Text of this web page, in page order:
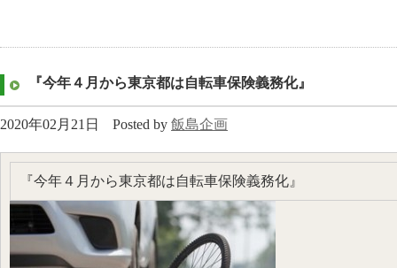
『今年４月から東京都は自転車保険義務化』
2020年02月21日 Posted by 飯島企画
『今年４月から東京都は自転車保険義務化』